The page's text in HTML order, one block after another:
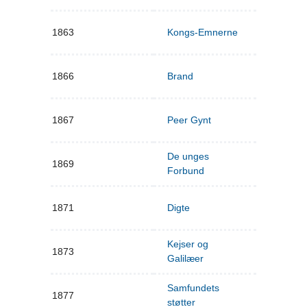
1863 Kongs-Emnerne
1866 Brand
1867 Peer Gynt
1869
De unges
Forbund
1871 Digte
1873
Kejser og
Galilæer
1877
Samfundets
støtter